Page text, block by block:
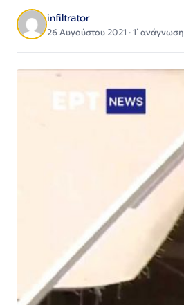
infiltrator
26 Αυγούστου 2021 · 1΄ ανάγνωση